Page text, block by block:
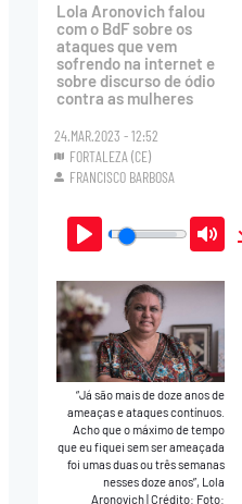
Lola Aronovich falou
com o BdF sobre os
ataques que vem
sofrendo na internet e
sobre discurso de ódio
contra as mulheres
24.MAR.2023 - 12:52
FORTALEZA (CE)
FRANCISCO BARBOSA
Play Mute
“Já são mais de doze anos de
ameaças e ataques contínuos.
Acho que o máximo de tempo
que eu fiquei sem ser ameaçada
foi umas duas ou três semanas
nesses doze anos”, Lola
Aronovich Crédito: Foto: